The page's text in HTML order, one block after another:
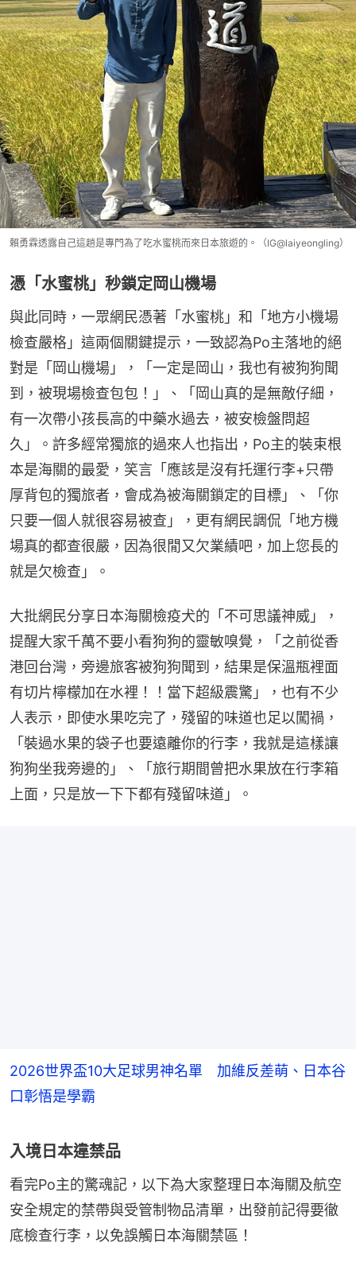
賴勇霖透露自己這趟是專門為了吃水蜜桃而來日本旅遊的。（IG@laiyeongling）
憑「水蜜桃」秒鎖定岡山機場
與此同時，一眾網民憑著「水蜜桃」和「地方小機場
檢查嚴格」這兩個關鍵提示，一致認為Po主落地的絕
對是「岡山機場」，「一定是岡山，我也有被狗狗聞
到，被現場檢查包包！」、「岡山真的是無敵仔細，
有一次帶小孩長高的中藥水過去，被安檢盤問超
久」。許多經常獨旅的過來人也指出，Po主的裝束根
本是海關的最愛，笑言「應該是沒有托運行李+只帶
厚背包的獨旅者，會成為被海關鎖定的目標」、「你
只要一個人就很容易被查」，更有網民調侃「地方機
場真的都查很嚴，因為很閒又欠業績吧，加上您長的
就是欠檢查」。
大批網民分享日本海關檢疫犬的「不可思議神威」，
提醒大家千萬不要小看狗狗的靈敏嗅覺，「之前從香
港回台灣，旁邊旅客被狗狗聞到，結果是保溫瓶裡面
有切片檸檬加在水裡！！當下超級震驚」，也有不少
人表示，即使水果吃完了，殘留的味道也足以闖禍，
「裝過水果的袋子也要遠離你的行李，我就是這樣讓
狗狗坐我旁邊的」、「旅行期間曾把水果放在行李箱
上面，只是放一下下都有殘留味道」。
2026世界盃10大足球男神名單 加維反差萌、日本谷
口彰悟是學霸
入境日本違禁品
看完Po主的驚魂記，以下為大家整理日本海關及航空
安全規定的禁帶與受管制物品清單，出發前記得要徹
底檢查行李，以免誤觸日本海關禁區！